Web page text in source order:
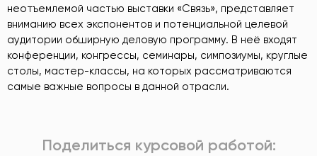
неотъемлемой частью выставки «Связь», представляет
вниманию всех экспонентов и потенциальной целевой
аудитории обширную деловую программу. В неё входят
конференции, конгрессы, семинары, симпозиумы, круглые
столы, мастер-классы, на которых рассматриваются
самые важные вопросы в данной отрасли.
Поделиться курсовой работой: